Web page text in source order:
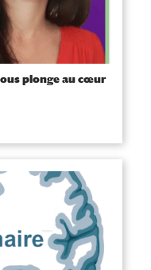
plonge au cœur